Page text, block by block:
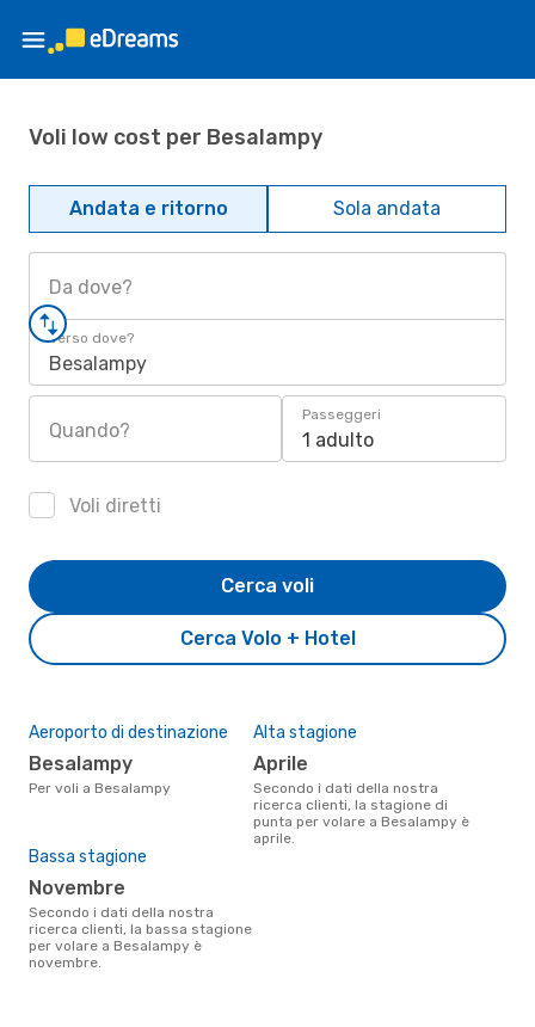
Voli low cost per Besalampy
Andata e ritorno Sola andata
Da dove?
Verso dove?
Besalampy
Quando?
Passeggeri
1 adulto
Voli diretti
Cerca Volo + Hotel
Cerca voli
Aeroporto di destinazione
Besalampy
Per voli a Besalampy
Alta stagione
aprile
Secondo i dati della nostra
ricerca clienti, la stagione di
punta per volare a Besalampy è
aprile.
Bassa stagione
novembre
Secondo i dati della nostra
ricerca clienti, la bassa stagione
per volare a Besalampy è
novembre.